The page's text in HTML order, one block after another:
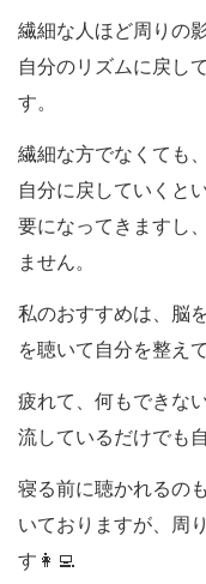
繊細な人ほど周りの
自分のリズムに戻し
す。
繊細な方でなくても
自分に戻していくと
要になってきますし
ません。
私のおすすめは、脳
を聴いて自分を整え
疲れて、何もできな
流しているだけでも
寝る前に聴かれるの
いておりますが、周
す👩‍💻